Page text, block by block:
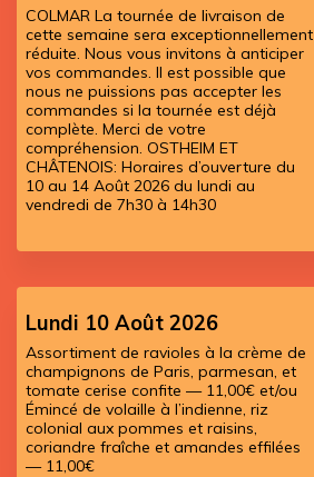
COLMAR La tournée de livraison de
cette semaine sera exceptionnellement
réduite. Nous vous invitons à anticiper
vos commandes. Il est possible que
nous ne puissions pas accepter les
commandes si la tournée est déjà
complète. Merci de votre
compréhension. OSTHEIM ET
CHÂTENOIS: Horaires d’ouverture du
10 au 14 Août 2026 du lundi au
vendredi de 7h30 à 14h30
Lundi 10 Août 2026
Assortiment de ravioles à la crème de
champignons de Paris, parmesan, et
tomate cerise confite — 11,00€ et/ou
Émincé de volaille à l’indienne, riz
colonial aux pommes et raisins,
coriandre fraîche et amandes effilées
— 11,00€